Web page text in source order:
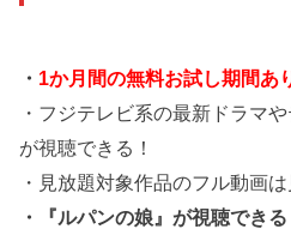
・ 1か月間の無料お試し期間あ
・フジテレビ系の最新ドラマ
が視聴できる！
・見放題対象作品のフル動画
・『ルパンの娘』が視聴できる